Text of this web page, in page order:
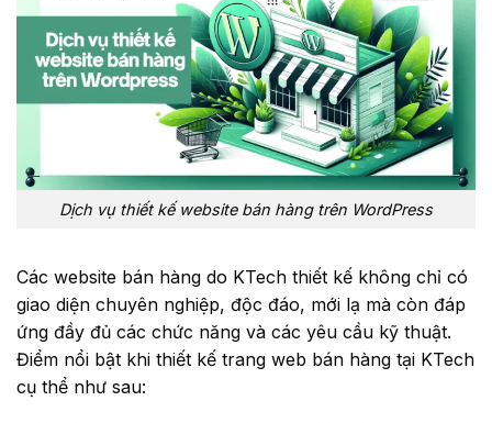
Dịch vụ thiết kế website bán hàng trên WordPress
Các website bán hàng do KTech thiết kế không chỉ có
giao diện chuyên nghiệp, độc đáo, mới lạ mà còn đáp
ứng đầy đủ các chức năng và các yêu cầu kỹ thuật.
Điểm nổi bật khi thiết kế trang web bán hàng tại KTech
cụ thể như sau: